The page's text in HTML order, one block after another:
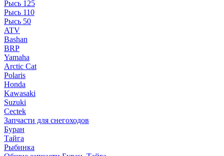
Рысь 125
Рысь 110
Рысь 50
ATV
Bashan
BRP
Yamaha
Arctic Cat
Polaris
Honda
Kawasaki
Suzuki
Cectek
Запчасти для снегоходов
Буран
Тайга
Рыбинка